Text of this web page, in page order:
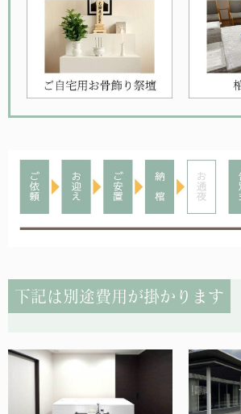
下記は別途費用が掛かります